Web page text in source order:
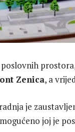
Zenica, a
je
joj je